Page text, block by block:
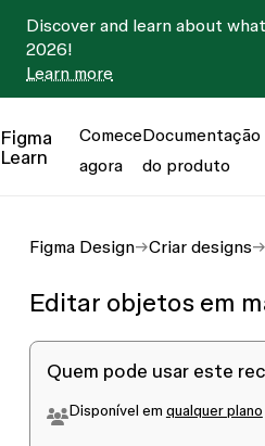
Discover and learn about
2026!
Learn more
Figma
Learn
Comece
agora
Documentação
do produto
Figma Design Criar designs
Editar objetos em
Quem pode usar este
Disponível em qualquer plano